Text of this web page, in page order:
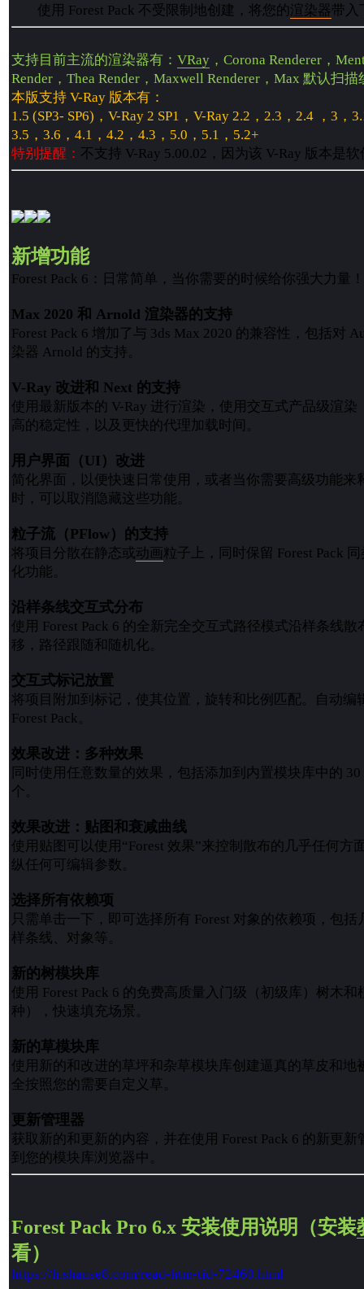
使用 Forest Pack 不受限制地创建，将您的渲染器带入
支持目前主流的渲染器有： VRay ，Corona Renderer，
Render，Thea Render，Maxwell Renderer，Max 默认扫
本版支持 V-Ray 版本有：
1.5 (SP3- SP6)，V-Ray 2 SP1，V-Ray 2.2，2.3，2.4 ，3，
3.5，3.6，4.1，4.2，4.3，5.0，5.1，5.2+
特别提醒： 不支持 V-Ray 5.00.02，因为该 V-Ray 版本是
新增功能
Forest Pack 6：日常简单，当你需要的时候给你强大力量！
Max 2020 和 Arnold 渲染器的支持
Forest Pack 6 增加了与 3ds Max 2020 的兼容性，包括对
染器 Arnold 的支持。
V-Ray 改进和 Next 的支持
使用最新版本的 V-Ray 进行渲染，使用交互式产品级渲染
高的稳定性，以及更快的代理加载时间。
用户界面（UI）改进
简化界面，以便快速日常使用，或者当你需要高级功能来
时，可以取消隐藏这些功能。
粒子流（PFlow）的支持
将项目分散在静态或动画粒子上，同时保留 Forest Pack
化功能。
沿样条线交互式分布
使用 Forest Pack 6 的全新完全交互式路径模式沿样条线
移，路径跟随和随机化。
交互式标记放置
将项目附加到标记，使其位置，旋转和比例匹配。自动编
Forest Pack。
效果改进：多种效果
同时使用任意数量的效果，包括添加到内置模块库中的
个。
效果改进：贴图和衰减曲线
使用贴图可以使用“Forest 效果”来控制散布的几乎任何方
纵任何可编辑参数。
选择所有依赖项
只需单击一下，即可选择所有 Forest 对象的依赖项，包
样条线、对象等。
新的树模块库
使用 Forest Pack 6 的免费高质量入门级（初级库）树木
种），快速填充场景。
新的草模块库
使用新的和改进的草坪和杂草模块库创建逼真的草皮和地
全按照您的需要自定义草。
更新管理器
获取新的和更新的内容，并在使用 Forest Pack 6 的新更
到您的模块库浏览器中。
Forest Pack Pro 6.x 安装使用说明（安装
看）
https://h.shanse8.com/read-htm-tid-72460.html